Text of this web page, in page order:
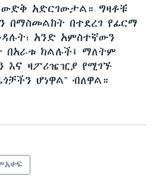
ውድቅ አድርገውታል። ግዛቶቹ
በማስመልከት በተደረገ የፊርማ
አንድ አምስተኛውን
በአራቱ ክልሉች፤ ማለትም
እና ዛፖሪዤዢያ የሚገኙ
ሆነዋል” ብለዋል።